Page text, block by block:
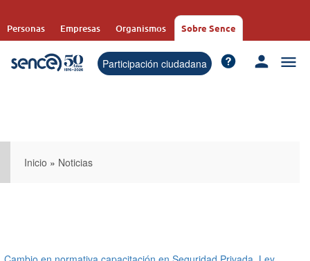
contenido
Personas Empresas Organismos Sobre Sence
Participación ciudadana
Inicio » Noticias